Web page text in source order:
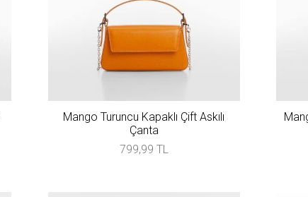
Mango Turuncu Kapaklı Çift Askılı
Çanta
799,99 TL